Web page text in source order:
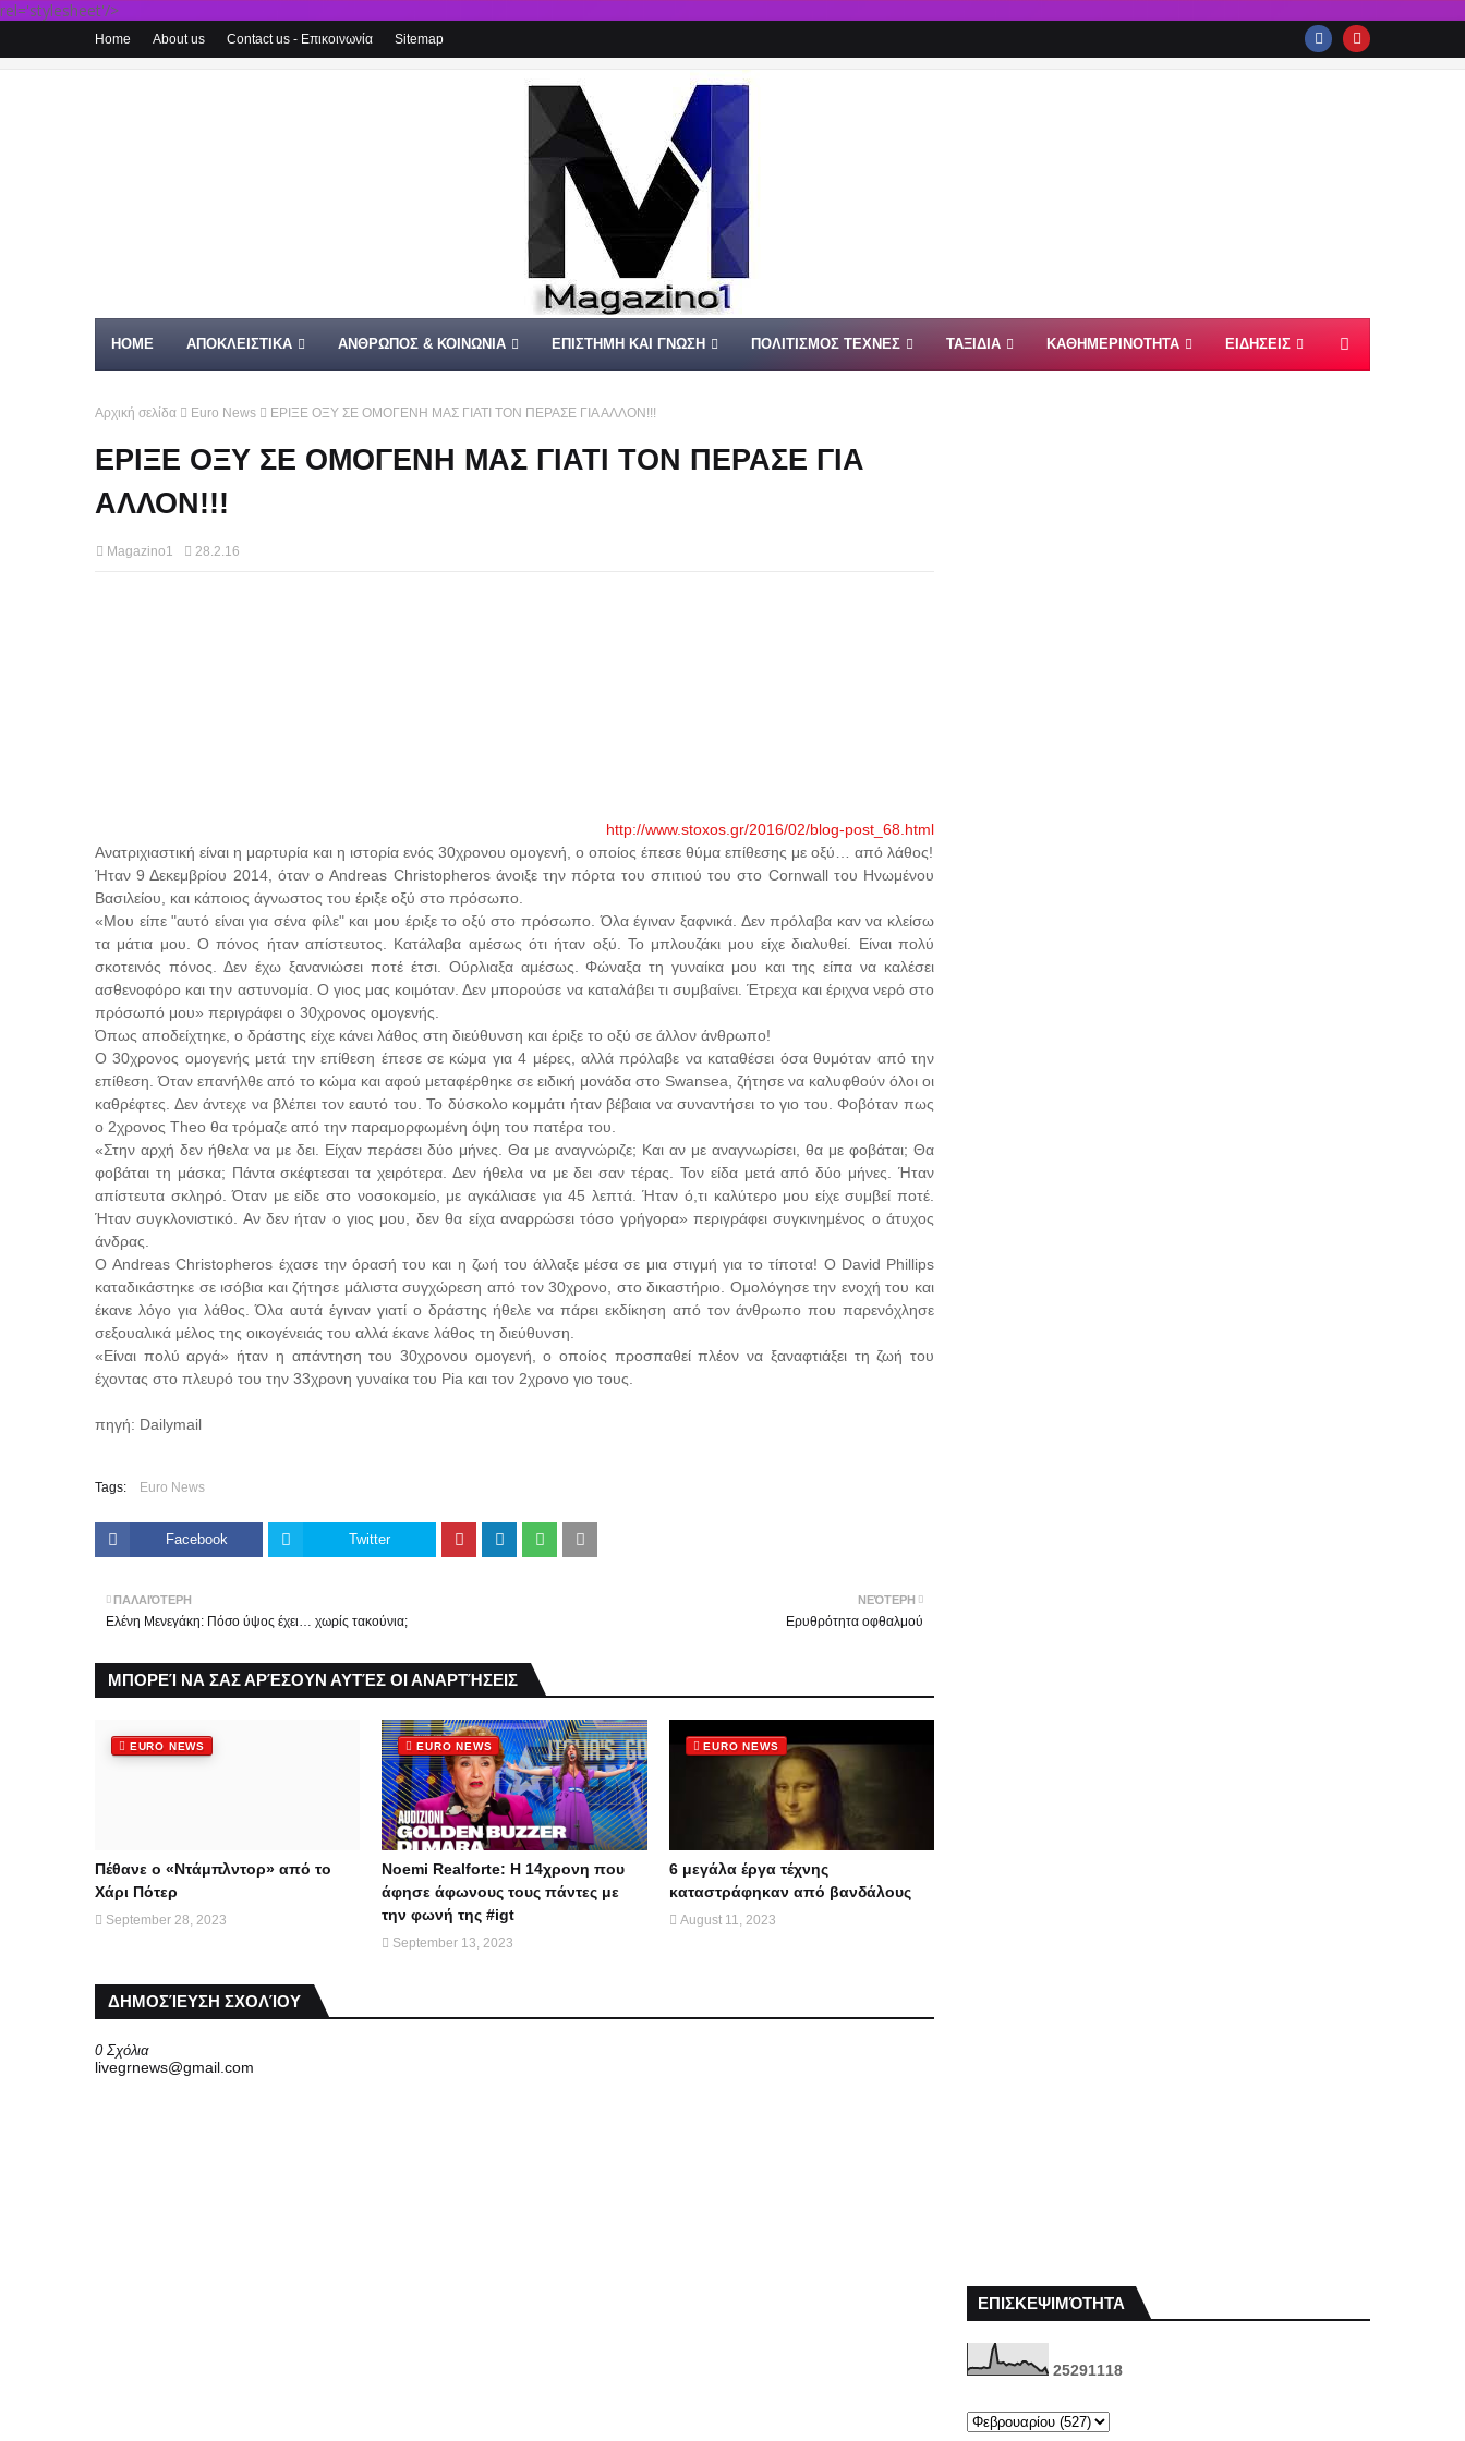
rel='stylesheet'/>
Home About us Contact us - Επικοινωνία Sitemap
HOME ΑΠΟΚΛΕΙΣΤΙΚΑ ΑΝΘΡΩΠΟΣ & ΚΟΙΝΩΝΙΑ ΕΠΙΣΤΗΜΗ ΚΑΙ ΓΝΩΣΗ ΠΟΛΙΤΙΣΜΟΣ ΤΕΧΝΕΣ ΤΑΞΙΔΙΑ ΚΑΘΗΜΕΡΙΝΟΤΗΤΑ ΕΙΔΗΣΕΙΣ
Αρχική σελίδα Euro News ΕΡΙΞΕ ΟΞΥ ΣΕ ΟΜΟΓΕΝΗ ΜΑΣ ΓΙΑΤΙ ΤΟΝ ΠΕΡΑΣΕ ΓΙΑ ΑΛΛΟΝ!!!
ΕΡΙΞΕ ΟΞΥ ΣΕ ΟΜΟΓΕΝΗ ΜΑΣ ΓΙΑΤΙ ΤΟΝ ΠΕΡΑΣΕ ΓΙΑ
ΑΛΛΟΝ!!!
Magazino1 28.2.16
http://www.stoxos.gr/2016/02/blog-post_68.html
Ανατριχιαστική είναι η μαρτυρία και η ιστορία ενός 30χρονου ομογενή, ο οποίος έπεσε θύμα επίθεσης με οξύ… από λάθος!
Ήταν 9 Δεκεμβρίου 2014, όταν ο Andreas Christopheros άνοιξε την πόρτα του σπιτιού του στο Cornwall του Ηνωμένου
Βασιλείου, και κάποιος άγνωστος του έριξε οξύ στο πρόσωπο.
«Μου είπε "αυτό είναι για σένα φίλε" και μου έριξε το οξύ στο πρόσωπο. Όλα έγιναν ξαφνικά. Δεν πρόλαβα καν να κλείσω
τα μάτια μου. Ο πόνος ήταν απίστευτος. Κατάλαβα αμέσως ότι ήταν οξύ. Το μπλουζάκι μου είχε διαλυθεί. Είναι πολύ
σκοτεινός πόνος. Δεν έχω ξανανιώσει ποτέ έτσι. Ούρλιαξα αμέσως. Φώναξα τη γυναίκα μου και της είπα να καλέσει
ασθενοφόρο και την αστυνομία. Ο γιος μας κοιμόταν. Δεν μπορούσε να καταλάβει τι συμβαίνει. Έτρεχα και έριχνα νερό στο
πρόσωπό μου» περιγράφει ο 30χρονος ομογενής.
Όπως αποδείχτηκε, ο δράστης είχε κάνει λάθος στη διεύθυνση και έριξε το οξύ σε άλλον άνθρωπο!
Ο 30χρονος ομογενής μετά την επίθεση έπεσε σε κώμα για 4 μέρες, αλλά πρόλαβε να καταθέσει όσα θυμόταν από την
επίθεση. Όταν επανήλθε από το κώμα και αφού μεταφέρθηκε σε ειδική μονάδα στο Swansea, ζήτησε να καλυφθούν όλοι οι
καθρέφτες. Δεν άντεχε να βλέπει τον εαυτό του. Το δύσκολο κομμάτι ήταν βέβαια να συναντήσει το γιο του. Φοβόταν πως
ο 2χρονος Theo θα τρόμαζε από την παραμορφωμένη όψη του πατέρα του.
«Στην αρχή δεν ήθελα να με δει. Είχαν περάσει δύο μήνες. Θα με αναγνώριζε; Και αν με αναγνωρίσει, θα με φοβάται; Θα
φοβάται τη μάσκα; Πάντα σκέφτεσαι τα χειρότερα. Δεν ήθελα να με δει σαν τέρας. Τον είδα μετά από δύο μήνες. Ήταν
απίστευτα σκληρό. Όταν με είδε στο νοσοκομείο, με αγκάλιασε για 45 λεπτά. Ήταν ό,τι καλύτερο μου είχε συμβεί ποτέ.
Ήταν συγκλονιστικό. Αν δεν ήταν ο γιος μου, δεν θα είχα αναρρώσει τόσο γρήγορα» περιγράφει συγκινημένος ο άτυχος
άνδρας.
Ο Andreas Christopheros έχασε την όρασή του και η ζωή του άλλαξε μέσα σε μια στιγμή για το τίποτα! Ο David Phillips
καταδικάστηκε σε ισόβια και ζήτησε μάλιστα συγχώρεση από τον 30χρονο, στο δικαστήριο. Ομολόγησε την ενοχή του και
έκανε λόγο για λάθος. Όλα αυτά έγιναν γιατί ο δράστης ήθελε να πάρει εκδίκηση από τον άνθρωπο που παρενόχλησε
σεξουαλικά μέλος της οικογένειάς του αλλά έκανε λάθος τη διεύθυνση.
«Είναι πολύ αργά» ήταν η απάντηση του 30χρονου ομογενή, ο οποίος προσπαθεί πλέον να ξαναφτιάξει τη ζωή του
έχοντας στο πλευρό του την 33χρονη γυναίκα του Pia και τον 2χρονο γιο τους.
πηγή: Dailymail
Tags: Euro News
Facebook Twitter
ΝΕΌΤΕΡΗ
Ερυθρότητα οφθαλμού
ΠΑΛΑΙΌΤΕΡΗ
Ελένη Μενεγάκη: Πόσο ύψος έχει… χωρίς τακούνια;
ΜΠΟΡΕΊ ΝΑ ΣΑΣ ΑΡΈΣΟΥΝ ΑΥΤΈΣ ΟΙ ΑΝΑΡΤΉΣΕΙΣ
EURO NEWS
Πέθανε ο «Ντάμπλντορ» από το
Χάρι Πότερ
September 28, 2023
EURO NEWS
Noemi Realforte: Η 14χρονη που
άφησε άφωνους τους πάντες με
την φωνή της #igt
September 13, 2023
EURO NEWS
6 μεγάλα έργα τέχνης
καταστράφηκαν από βανδάλους
August 11, 2023
ΔΗΜΟΣΊΕΥΣΗ ΣΧΟΛΊΟΥ
0 Σχόλια
livegrnews@gmail.com
ΕΠΙΣΚΕΨΙΜΌΤΗΤΑ
25291118